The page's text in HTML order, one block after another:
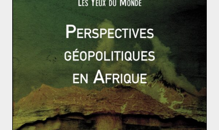
Équateur : la gauche sud-américaine sauve
l’un de ses derniers bastions
À l’issue d’un vote particulièrement serré, le candidat
du parti socialiste au pouvoir, Lenin Moreno a été élu à
la
Read More